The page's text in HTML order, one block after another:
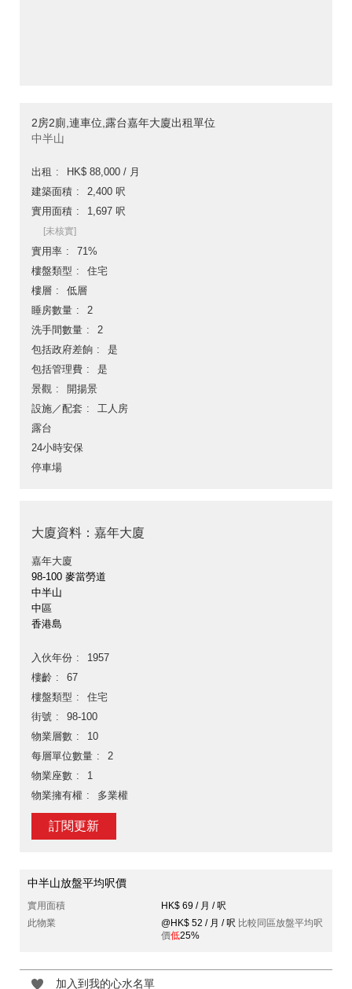
2房2廁,連車位,露台嘉年大廈出租單位
中半山
出租
HK$ 88,000 / 月
建築面積
2,400 呎
實用面積
1,697 呎
[未核實]
實用率
71%
樓盤類型
住宅
樓層
低層
睡房數量
2
洗手間數量
2
包括政府差餉
是
包括管理費
是
景觀
開揚景
設施／配套
工人房
露台
24小時安保
停車場
大廈資料：嘉年大廈
嘉年大廈
98-100 麥當勞道
中半山
中區
香港島
入伙年份
1957
樓齡
67
樓盤類型
住宅
街號
98-100
物業層數
10
每層單位數量
2
物業座數
1
物業擁有權
多業權
訂閱更新
中半山放盤平均呎價
實用面積
HK$ 69 / 月 / 呎
此物業
@HK$ 52 / 月 / 呎 比較同區放盤平均呎
價低25%
加入到我的心水名單